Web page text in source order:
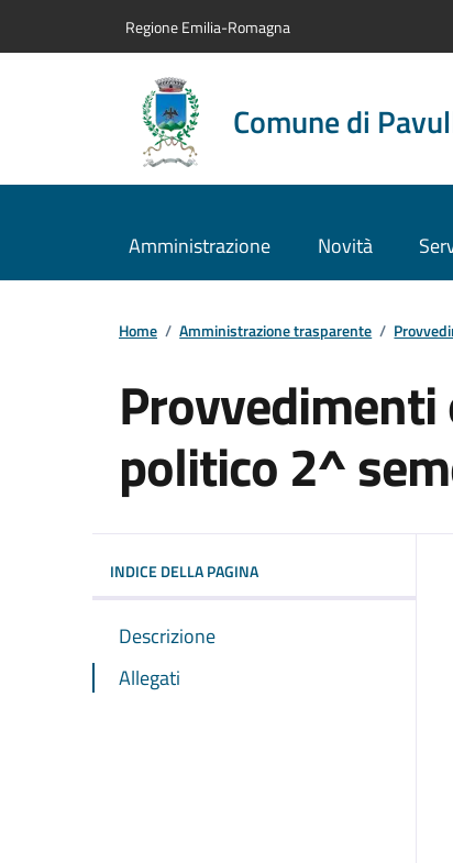
Regione Emilia-Romagna
Comune di
Amministrazione Novità
Home / Amministrazione trasparente /
politico 2^
INDICE DELLA PAGINA
Descrizione
Allegati